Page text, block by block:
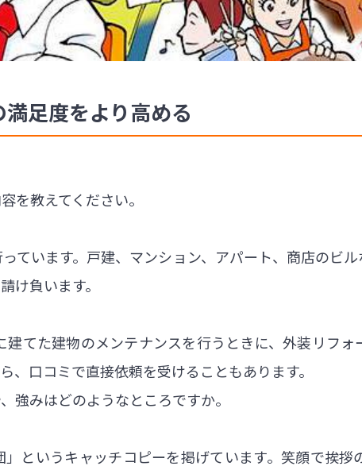
足度をより高める
を教えてください。
ています。戸建、マンション、アパート、商店のビル
け負います。
てた建物のメンテナンスを行うときに、外装リフ
、口コミで直接依頼を受けることもあります。
みはどのようなところですか。
というキャッチコピーを掲げています。笑顔で挨拶